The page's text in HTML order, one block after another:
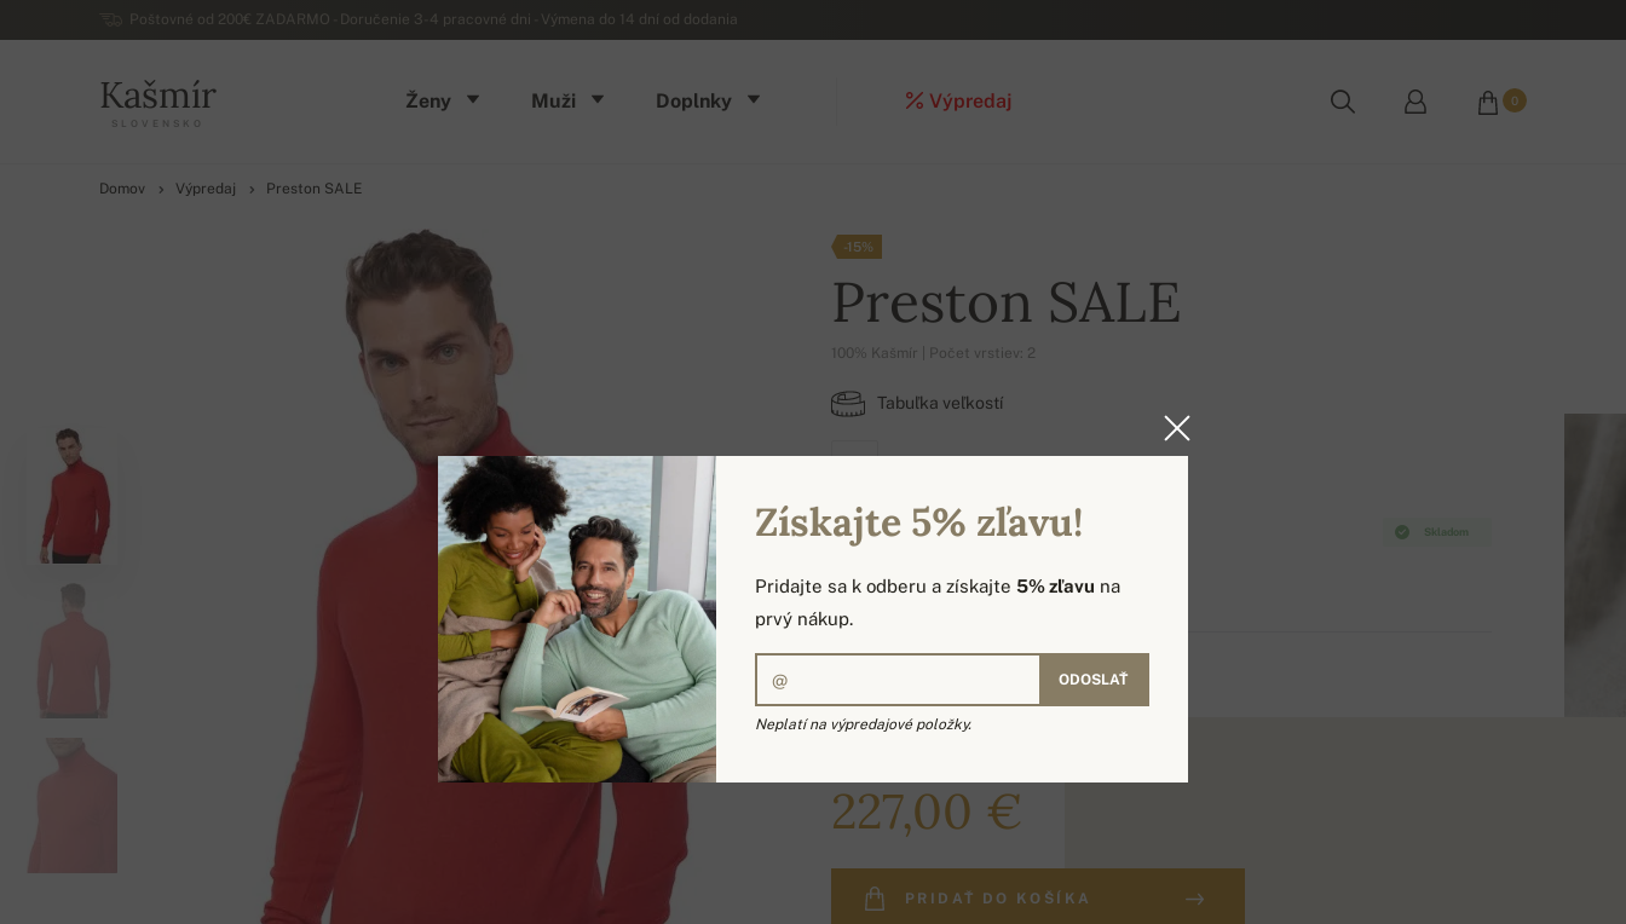
Poštovné od 200€ ZADARMO - Doručenie 3-4 pracovné dni - Výmena do 14 dní od dodania
Kašmír
SLOVENSKO
Ženy Muži Doplnky Výpredaj 0
Domov Výpredaj Preston SALE
-15%
Preston SALE
100% Kašmír | Počet vrstiev: 2
Tabuľka veľkostí
Skladom
DOSTUPNÉ FARBY
227,00 €
PRIDAŤ DO KOŠÍKA
Získajte 5% zľavu!
Pridajte sa k odberu a získajte 5% zľavu na
prvý nákup.
ODOSLAŤ
Neplatí na výpredajové položky.